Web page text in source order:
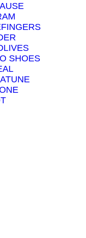
SHOES